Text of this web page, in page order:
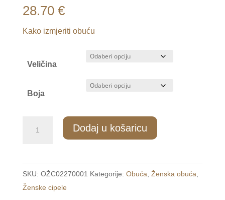
28.70 €
Kako izmjeriti obuću
Veličina
Boja
crne
cipele
na
Dodaj u košaricu
SKU: OŽC02270001 Kategorije: Obuća Ženska obuća
Ženske cipele